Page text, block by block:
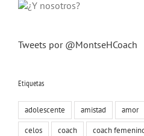
Tweets por @MontseHCoach
Etiquetas
adolescente amistad amor
celos
coach coach